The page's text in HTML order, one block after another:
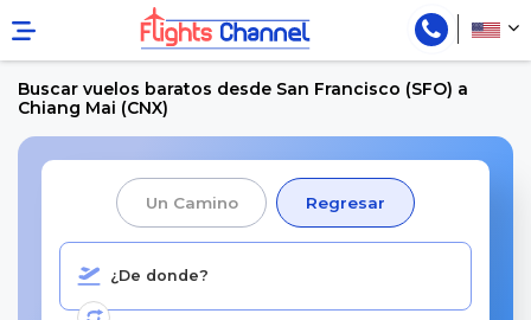
Buscar vuelos baratos desde San Francisco (SFO) a
Chiang Mai (CNX)
Un Camino Regresar